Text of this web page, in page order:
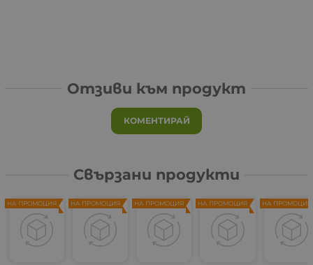
Отзиви към продукт
КОМЕНТИРАЙ
Свързани продукти
НА ПРОМОЦИЯ НА ПРОМОЦИЯ НА ПРОМОЦИЯ НА ПРОМОЦИЯ НА ПРОМОЦИЯ